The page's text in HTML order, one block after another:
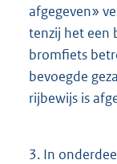
afgegeven»
tenzij het een
bromfiets
bevoegde
rijbewijs is
3. In